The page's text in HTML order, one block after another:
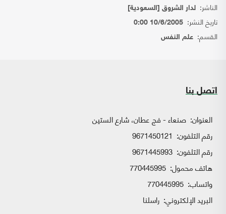
الناشر: لدار الشروق [السعودية]
تاريخ النشر: 10/6/2005 0:00
القسم: علم النفس
اتصل بنا
العنوان: صنعاء - فج عطان، شارع الستين
رقم التلفون: 9671450121
رقم التلفون: 9671445993
هاتف محمول: 770445995
واتساب:
البريد الإلكتروني: راسلنا